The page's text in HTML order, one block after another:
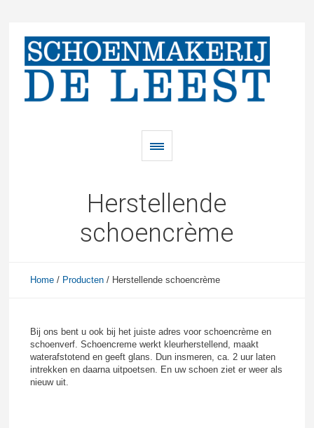
Herstellende
schoencrème
Home / Producten / Herstellende schoencrème
Bij ons bent u ook bij het juiste adres voor schoencrème en
schoenverf. Schoencreme werkt kleurherstellend, maakt
waterafstotend en geeft glans. Dun insmeren, ca. 2 uur laten
intrekken en daarna uitpoetsen. En uw schoen ziet er weer als
nieuw uit.